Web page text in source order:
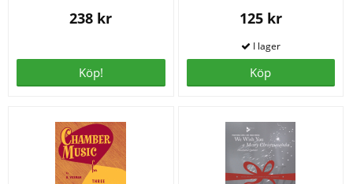
238 kr
Köp!
125 kr
Köp